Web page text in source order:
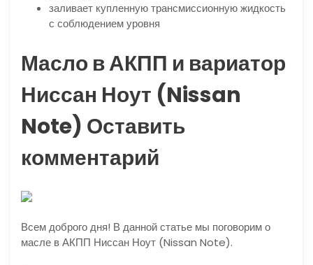
заливает купленную трансмиссионную жидкость
с соблюдением уровня
Масло в АКПП и вариатор
Ниссан Ноут (Nissan
Note) Оставить
комментарий
Всем доброго дня! В данной статье мы поговорим о
масле в АКПП Ниссан Ноут (Nissan Note).